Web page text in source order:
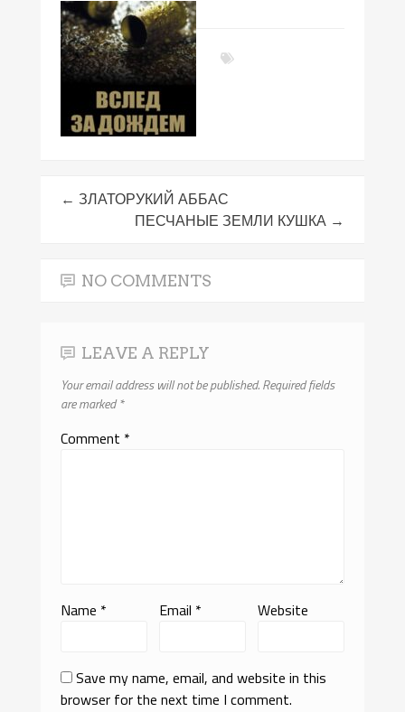
← ЗЛАТОРУКИЙ АББАС
ПЕСЧАНЫЕ ЗЕМЛИ КУШКА →
NO COMMENTS
LEAVE A REPLY
Your email address will not be published.Required fields
are marked*
Comment *
Name * Email * Website
Save my name, email, and website in this
browser for the next time I comment.